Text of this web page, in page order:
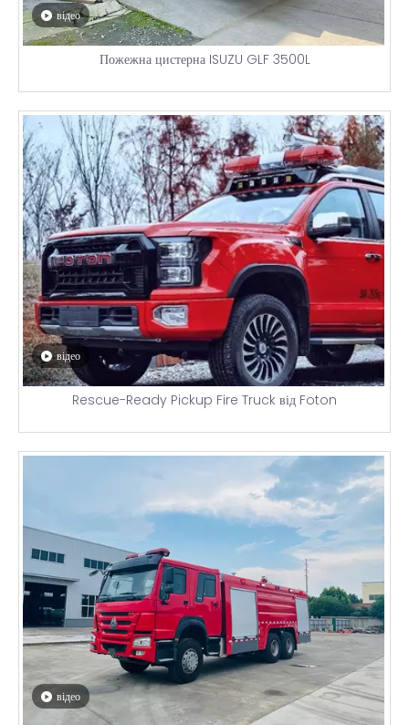
відео
Пожежна цистерна ISUZU GLF 3500L
відео
Rescue-Ready Pickup Fire Truck від Foton
відео